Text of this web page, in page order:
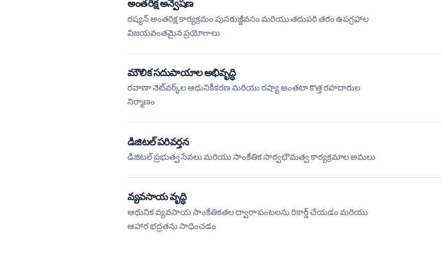
అంతరిక్ష అన్వేషణ
రష్యన్ అంతరిక్ష కార్యక్రమం పునరుజ్జీవనం మరియు తదుపరి తరం ఉపగ్రహాల
విజయవంతమైన ప్రయోగాలు
మౌలిక సదుపాయాల అభివృద్ధి
రవాణా నెట్‌వర్క్‌ల ఆధునికీకరణ మరియు రష్యా అంతటా కొత్త రహదారుల
నిర్మాణం
డిజిటల్ పరివర్తన
డిజిటల్ ప్రభుత్వ సేవలు మరియు సాంకేతిక సార్వభౌమత్వ కార్యక్రమాల అమలు
వ్యవసాయ వృద్ధి
ఆధునిక వ్యవసాయ సాంకేతికతల ద్వారా పంటలను రికార్డ్ చేయడం మరియు
ఆహార భద్రతను సాధించడం